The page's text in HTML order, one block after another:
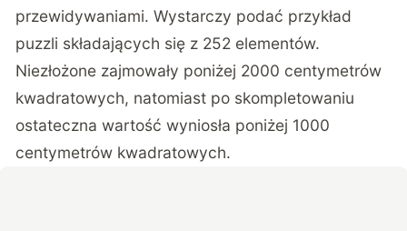
przewidywaniami. Wystarczy podać przykład
puzzli składających się z 252 elementów.
Niezłożone zajmowały poniżej 2000 centymetrów
kwadratowych, natomiast po skompletowaniu
ostateczna wartość wyniosła poniżej 1000
centymetrów kwadratowych.